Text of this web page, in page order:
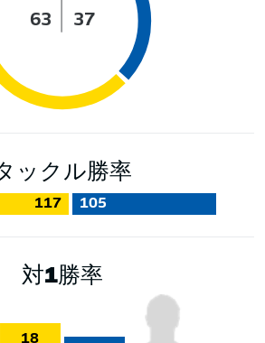
63 37
ックル勝率
117 105
対1勝率
18